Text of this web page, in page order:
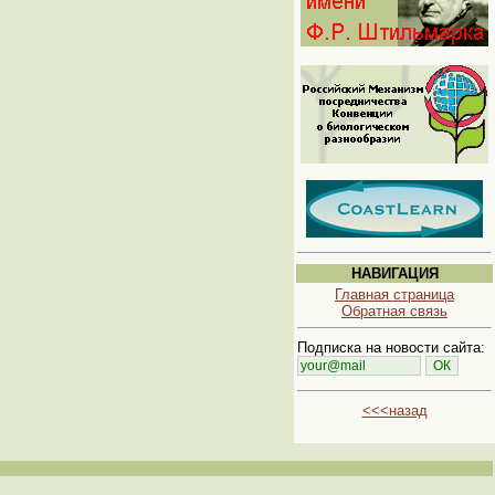
НАВИГАЦИЯ
Главная страница
Обратная связь
Подписка на новости сайта:
<<<назад